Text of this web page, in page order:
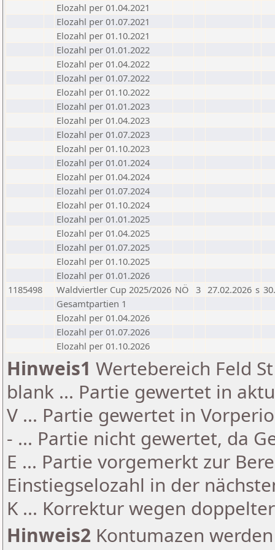
Elozahl per 01.04.2021
Elozahl per 01.07.2021
Elozahl per 01.10.2021
Elozahl per 01.01.2022
Elozahl per 01.04.2022
Elozahl per 01.07.2022
Elozahl per 01.10.2022
Elozahl per 01.01.2023
Elozahl per 01.04.2023
Elozahl per 01.07.2023
Elozahl per 01.10.2023
Elozahl per 01.01.2024
Elozahl per 01.04.2024
Elozahl per 01.07.2024
Elozahl per 01.10.2024
Elozahl per 01.01.2025
Elozahl per 01.04.2025
Elozahl per 01.07.2025
Elozahl per 01.10.2025
Elozahl per 01.01.2026
1185498
Waldviertler Cup 2025/2026 NÖ 3 27.02.2026 s
Gesamtpartien 1
Elozahl per 01.04.2026
Elozahl per 01.07.2026
Elozahl per 01.10.2026
Hinweis1 Wertebereich Feld
blank ... Partie gewertet in
V ... Partie gewertet in
- ... Partie nicht gewertet, da
E ... Partie vorgemerkt zur
Einstiegselozahl in der
K ... Korrektur wegen
Hinweis2 Kontumazen